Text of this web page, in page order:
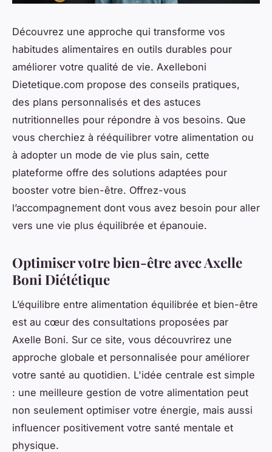
Découvrez une approche qui transforme vos
habitudes alimentaires en outils durables pour
améliorer votre qualité de vie. Axelleboni
Dietetique.com propose des conseils pratiques,
des plans personnalisés et des astuces
nutritionnelles pour répondre à vos besoins. Que
vous cherchiez à rééquilibrer votre alimentation ou
à adopter un mode de vie plus sain, cette
plateforme offre des solutions adaptées pour
booster votre bien-être. Offrez-vous
l’accompagnement dont vous avez besoin pour aller
vers une vie plus équilibrée et épanouie.
Optimiser votre bien-être avec Axelle
Boni Diététique
L’équilibre entre alimentation équilibrée et bien-être
est au cœur des consultations proposées par
Axelle Boni. Sur ce site, vous découvrirez une
approche globale et personnalisée pour améliorer
votre santé au quotidien. L'idée centrale est simple
: une meilleure gestion de votre alimentation peut
non seulement optimiser votre énergie, mais aussi
influencer positivement votre santé mentale et
physique.